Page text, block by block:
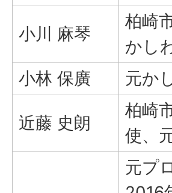
小川 麻琴
柏崎
かし
小林 保廣
元か
近藤 史朗
柏崎
使、
元プ